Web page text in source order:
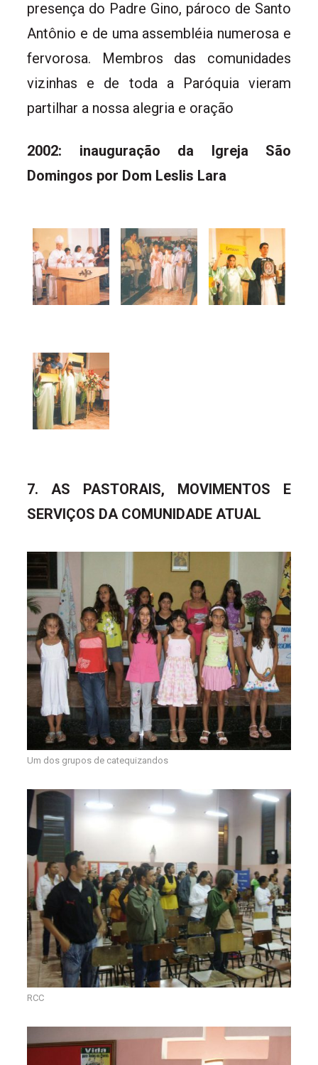
presença do Padre Gino, pároco de Santo
Antônio e de uma assembléia numerosa e
fervorosa. Membros das comunidades
vizinhas e de toda a Paróquia vieram
partilhar a nossa alegria e oração
2002: inauguração da Igreja São
Domingos por Dom Leslis Lara
7. AS PASTORAIS, MOVIMENTOS E
SERVIÇOS DA COMUNIDADE ATUAL
Um dos grupos de catequizandos
RCC